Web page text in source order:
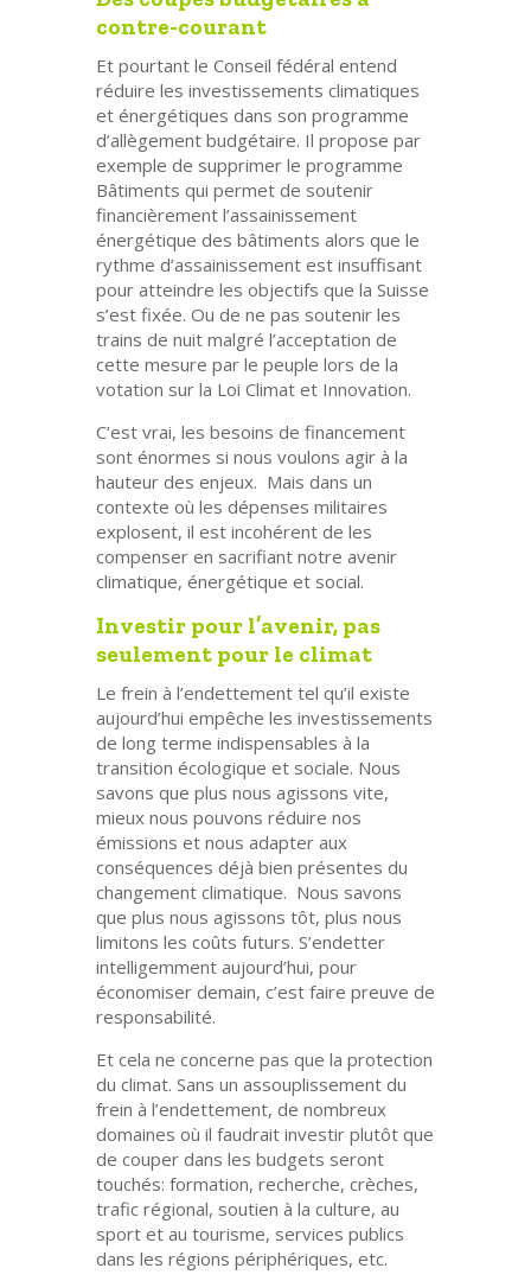
contre-courant
Et pourtant le Conseil fédéral entend
réduire les investissements climatiques
et énergétiques dans son programme
d’allègement budgétaire. Il propose par
exemple de supprimer le programme
Bâtiments qui permet de soutenir
financièrement l’assainissement
énergétique des bâtiments alors que le
rythme d’assainissement est insuffisant
pour atteindre les objectifs que la Suisse
s’est fixée. Ou de ne pas soutenir les
trains de nuit malgré l’acceptation de
cette mesure par le peuple lors de la
votation sur la Loi Climat et Innovation.
C’est vrai, les besoins de financement
sont énormes si nous voulons agir à la
hauteur des enjeux. Mais dans un
contexte où les dépenses militaires
explosent, il est incohérent de les
compenser en sacrifiant notre avenir
climatique, énergétique et social.
Investir pour l’avenir, pas
seulement pour le climat
Le frein à l’endettement tel qu’il existe
aujourd’hui empêche les investissements
de long terme indispensables à la
transition écologique et sociale. Nous
savons que plus nous agissons vite,
mieux nous pouvons réduire nos
émissions et nous adapter aux
conséquences déjà bien présentes du
changement climatique. Nous savons
que plus nous agissons tôt, plus nous
limitons les coûts futurs. S’endetter
intelligemment aujourd’hui, pour
économiser demain, c’est faire preuve de
responsabilité.
Et cela ne concerne pas que la protection
du climat. Sans un assouplissement du
frein à l’endettement, de nombreux
domaines où il faudrait investir plutôt que
de couper dans les budgets seront
touchés: formation, recherche, crèches,
trafic régional, soutien à la culture, au
sport et au tourisme, services publics
dans les régions périphériques, etc.